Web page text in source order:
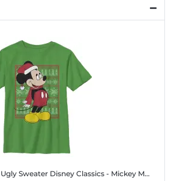
Sweater Disney Classics - Mickey Mouse - Mickey Mouse Mickey Ugly Sweater - Vianoce - Detské Tričko